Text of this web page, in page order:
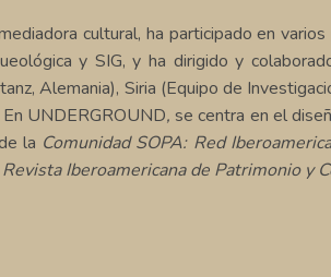
cultural, ha participado en
y SIG, y ha dirigido y
Alemania), Siria (Equipo de
UNDERGROUND, se centra en el
la Comunidad SOPA: Red
Iberoamericana de Patrimonio y